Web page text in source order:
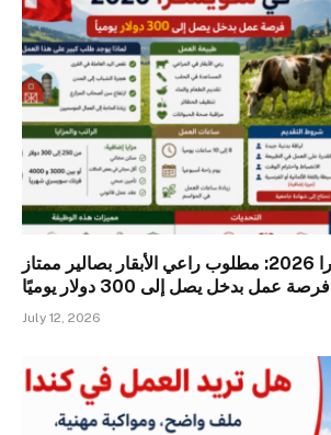
مباشرة من سويسرا 2026: مطلوب راعي الأبقار بصالير ممتاز
|فرصة عمل بدخل يصل إلى 300 دولار يوميًا
July 12, 2026